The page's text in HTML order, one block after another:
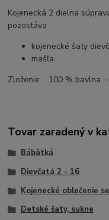
Kojenecká 2 dielna
pozostáva :
kojenecké šaty
mašľa
Zloženie : 100 % bavlna
Tovar zaradený v
Bábätká
Dievčatá 2 - 16
Kojenecké oblečenie
Detské šaty, sukne